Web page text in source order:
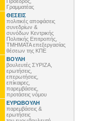
Γραμματέας
ΘΕΣΕΙΣ
πολιτικές αποφάσεις
συνεδρίων &
συνόδων Κεντρικής
Πολιτικής Επιτροπής,
ΤΜΗΜΑΤΑ επεξεργασίας
θέσεων της ΚΠΕ
ΒΟΥΛΗ
βουλευτές ΣΥΡΙΖΑ,
ερωτήσεις,
επερωτήσεις,
επίκαιρες,
παρεμβάσεις,
προτάσεις νόμου
ΕΥΡΩΒΟΥΛΗ
παρεμβάσεις &
ερωτήσεις